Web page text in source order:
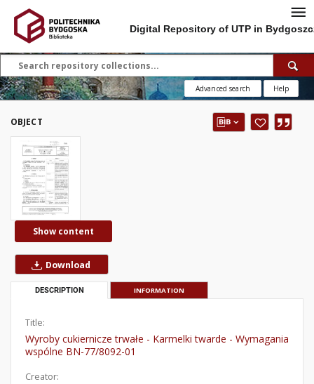
Digital Repository of UTP in
Advanced search Help
OBJECT
Show content
Download
DESCRIPTION INFORMATION
Title:
Wyroby cukiernicze trwałe - Karmelki twarde - Wymagania
wspólne BN-77/8092-01
Creator: